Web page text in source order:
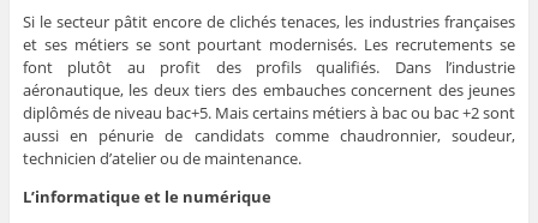
Si le secteur pâtit encore de clichés tenaces, les industries françaises
et ses métiers se sont pourtant modernisés. Les recrutements se
font plutôt au profit des profils qualifiés. Dans l’industrie
aéronautique, les deux tiers des embauches concernent des jeunes
diplômés de niveau bac+5. Mais certains métiers à bac ou bac +2 sont
aussi en pénurie de candidats comme chaudronnier, soudeur,
technicien d’atelier ou de maintenance.
L’informatique et le numérique